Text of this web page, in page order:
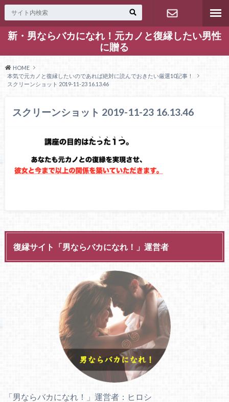
新・男ならバカになれ！元カノと復縁したい男性
に贈る
お問い合わ
HOME
本気で元カノと復縁したいのであれば絶対に読んでおきたい厳選10記事！
スクリーンショット 2019-11-23 16.13.46
スクリーンショット 2019-11-23 16.13.46
復縁サイト「男ならバカになれ！」運営者
「男ならバカになれ！」運営者：ヒロシ